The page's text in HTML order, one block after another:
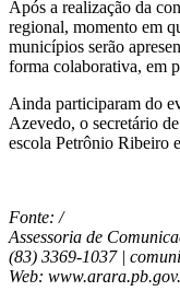
Após a realização da
regional, momento em
municípios serão
forma colaborativa, em
Ainda participaram do
Azevedo, o secretário
escola Petrônio Ribeiro
Fonte: /
Assessoria de
(83) 3369-1037 |
Web: